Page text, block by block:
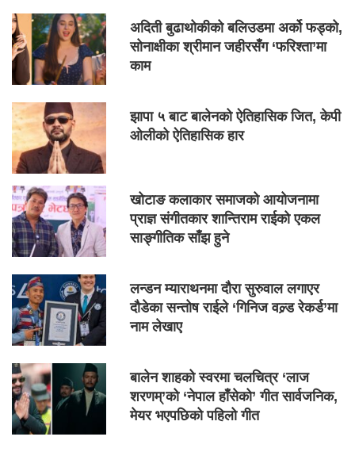
अदिती बुढाथोकीको बलिउडमा अर्को फड्को,
सोनाक्षीका श्रीमान जहीरसँग ‘फरिश्ता’मा
काम
झापा ५ बाट बालेनको ऐतिहासिक जित, केपी
ओलीको ऐतिहासिक हार
खोटाङ कलाकार समाजको आयोजनामा
प्राज्ञ संगीतकार शान्तिराम राईको एकल
साङ्गीतिक साँझ हुने
लन्डन म्याराथनमा दौरा सुरुवाल लगाएर
दौडेका सन्तोष राईले ‘गिनिज वल्र्ड रेकर्ड’मा
नाम लेखाए
बालेन शाहको स्वरमा चलचित्र ‘लाज
शरणम्’को ‘नेपाल हाँसेको’ गीत सार्वजनिक,
मेयर भएपछिको पहिलो गीत